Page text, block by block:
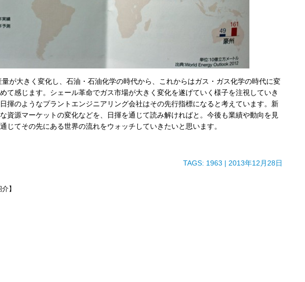
が大きく変化し、石油・石油化学の時代から、これからはガス・ガス化学の時代に変
て感じます。シェール革命でガス市場が大きく変化を遂げていく様子を注視していき
揮のようなプラントエンジニアリング会社はその先行指標になると考えています。新
資源マーケットの変化などを、日揮を通じて読み解ければと。今後も業績や動向を見
じてその先にある世界の流れをウォッチしていきたいと思います。
TAGS: 1963 | 2013年12月28日
】